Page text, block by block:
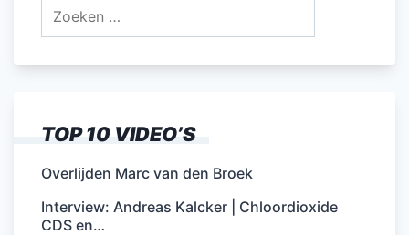
TOP 10 VIDEO’S
Overlijden Marc van den Broek
Interview: Andreas Kalcker | Chloordioxide
CDS en…